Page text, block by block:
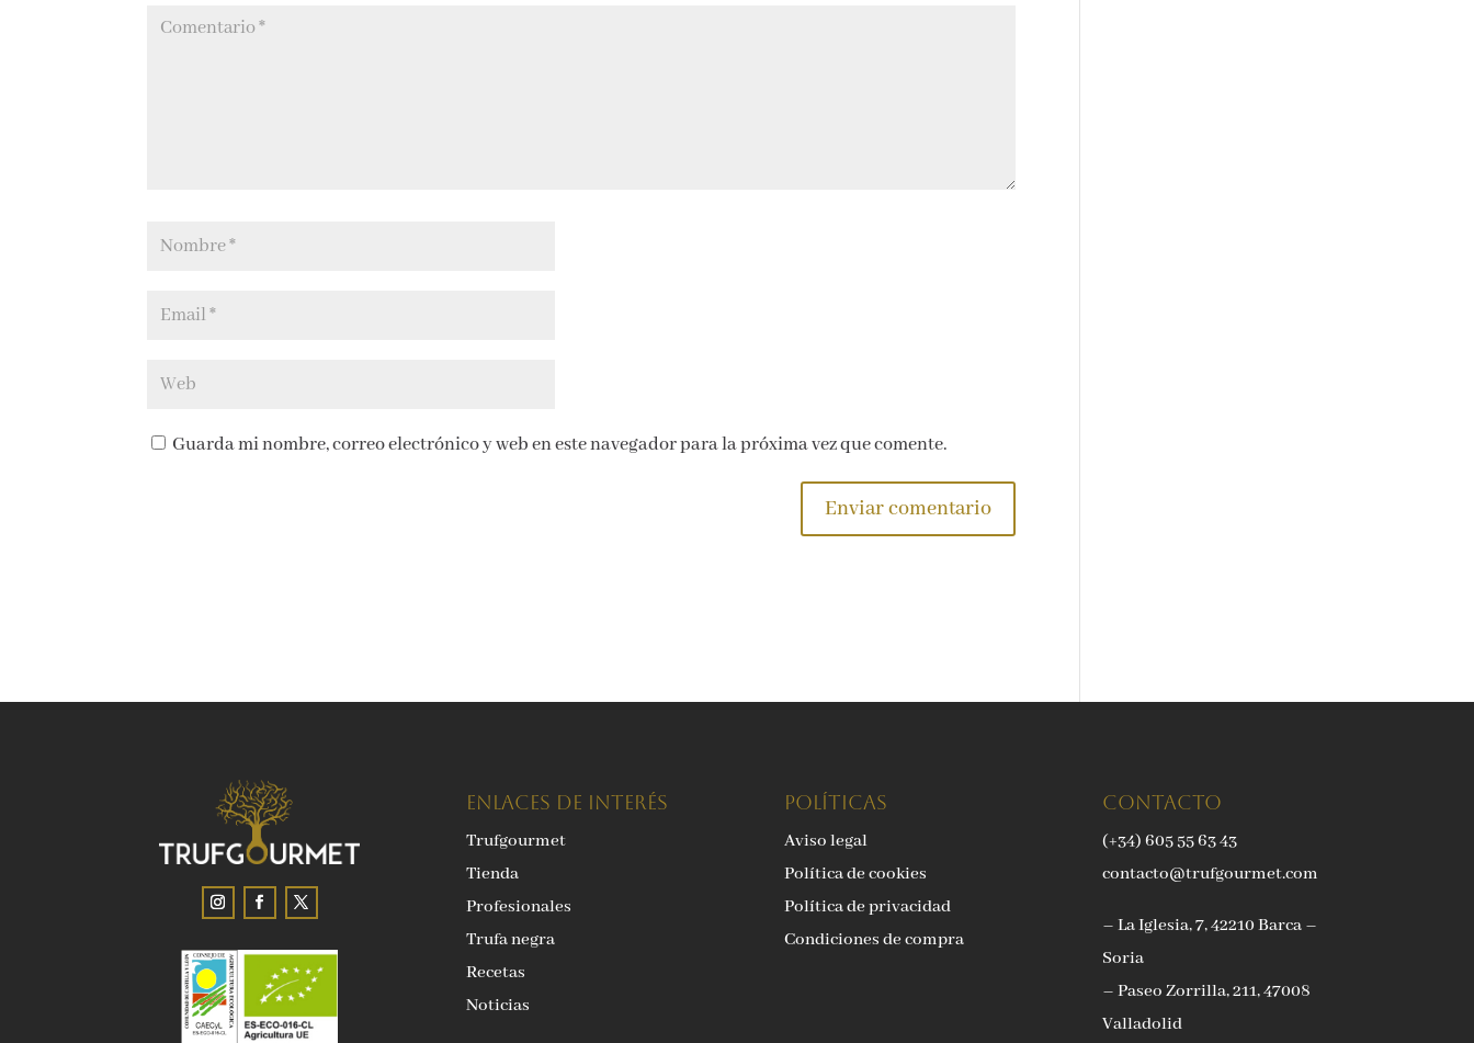
Guarda mi nombre, correo electrónico y web en este navegador para la próxima vez que comente.
ENLACES DE INTERÉS
Trufgourmet
Tienda
Profesionales
Trufa negra
Recetas
Noticias
Políticas
Aviso legal
Política de cookies
Política de privacidad
Condiciones de compra
Contacto
(+34) 605 55 63 43
contacto@trufgourmet.com
– La Iglesia, 7, 42210 Barca –
Soria
– Paseo Zorrilla, 211, 47008
Valladolid